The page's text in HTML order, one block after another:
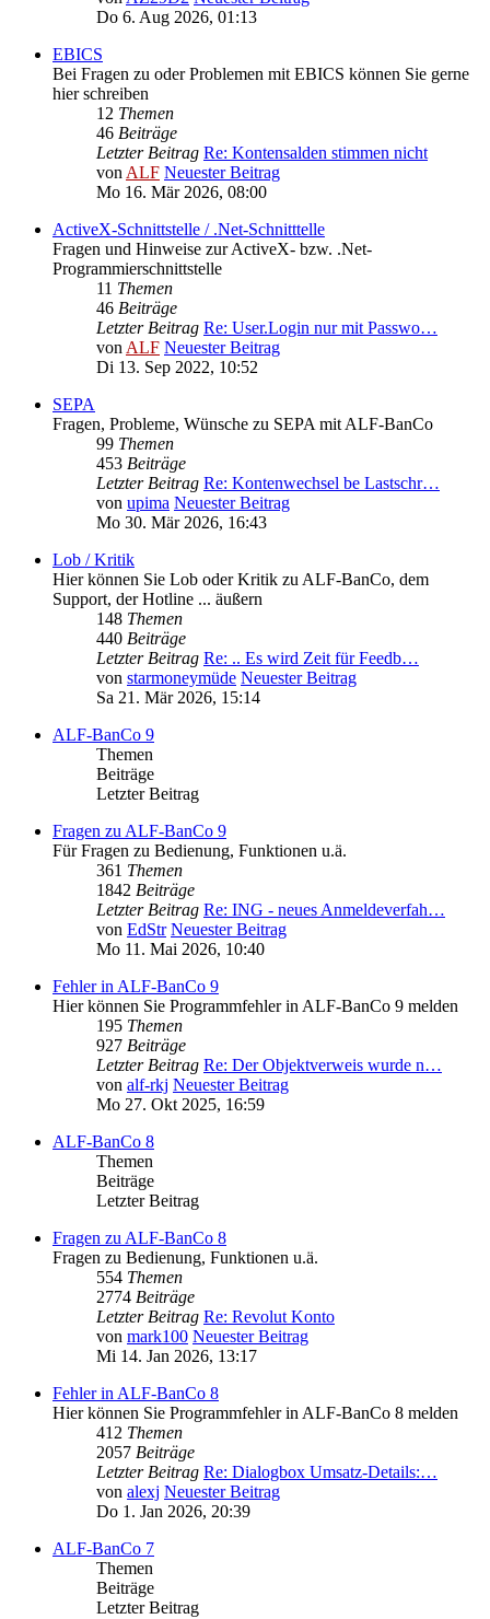
Do 6. Aug 2026, 01:13
EBICS
Bei Fragen zu oder Problemen mit EBICS können Sie gerne
hier schreiben
12 Themen
46 Beiträge
Letzter Beitrag Re: Kontensalden stimmen nicht
vonALF Neuester Beitrag
Mo 16. Mär 2026, 08:00
ActiveX-Schnittstelle / .Net-Schnitttelle
Fragen und Hinweise zur ActiveX- bzw. .Net-
Programmierschnittstelle
11 Themen
46 Beiträge
Letzter Beitrag Re: User.Login nur mit Passwo…
vonALF Neuester Beitrag
Di 13. Sep 2022, 10:52
SEPA
Fragen, Probleme, Wünsche zu SEPA mit ALF-BanCo
99 Themen
453 Beiträge
Letzter Beitrag Re: Kontenwechsel be Lastschr…
von upima Neuester Beitrag
Mo 30. Mär 2026, 16:43
Lob / Kritik
Hier können Sie Lob oder Kritik zu ALF-BanCo, dem
Support, der Hotline ... äußern
148 Themen
440 Beiträge
Letzter Beitrag Re: .. Es wird Zeit für Feedb…
von starmoneymüde Neuester Beitrag
Sa 21. Mär 2026, 15:14
ALF-BanCo 9
Themen
Beiträge
Letzter Beitrag
Fragen zu ALF-BanCo 9
Für Fragen zu Bedienung, Funktionen u.ä.
361 Themen
1842 Beiträge
Letzter Beitrag Re: ING - neues Anmeldeverfah…
von EdStr Neuester Beitrag
Mo 11. Mai 2026, 10:40
Fehler in ALF-BanCo 9
Hier können Sie Programmfehler in ALF-BanCo 9 melden
195 Themen
927 Beiträge
Letzter Beitrag Re: Der Objektverweis wurde n…
von alf-rkj Neuester Beitrag
Mo 27. Okt 2025, 16:59
ALF-BanCo 8
Themen
Beiträge
Letzter Beitrag
Fragen zu ALF-BanCo 8
Fragen zu Bedienung, Funktionen u.ä.
554 Themen
2774 Beiträge
Letzter Beitrag Re: Revolut Konto
von mark100 Neuester Beitrag
Mi 14. Jan 2026, 13:17
Fehler in ALF-BanCo 8
Hier können Sie Programmfehler in ALF-BanCo 8 melden
412 Themen
2057 Beiträge
Letzter Beitrag Re: Dialogbox Umsatz-Details:…
von alexj Neuester Beitrag
Do 1. Jan 2026, 20:39
ALF-BanCo 7
Themen
Beiträge
Letzter Beitrag